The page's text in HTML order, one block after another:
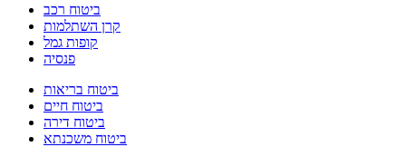
ביטוח רכב
קרן השתלמות
קופות גמל
פנסיה
ביטוח בריאות
ביטוח חיים
ביטוח דירה
ביטוח משכנתא